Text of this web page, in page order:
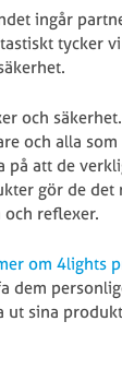
ingår
tycker vi
och
och alla
att de
gör de det
och reflexer.
om 4lights
dem
ut sina